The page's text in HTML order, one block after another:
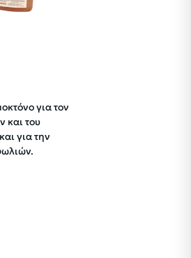
για τον
και του
για την